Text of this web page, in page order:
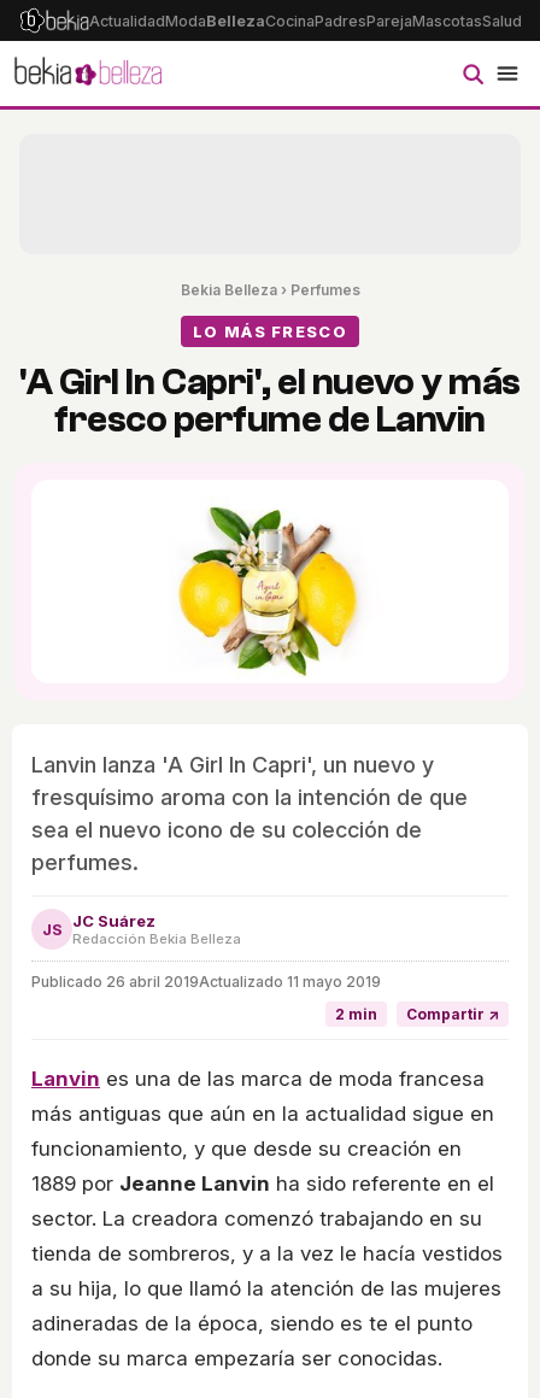
ActualidadModaBellezaCocinaPadresParejaMascotasSalud
Bekia Belleza› Perfumes
LO MÁS FRESCO
'A Girl In Capri', el nuevo y más
fresco perfume de Lanvin
Lanvin lanza 'A Girl In Capri', un nuevo y
fresquísimo aroma con la intención de que
sea el nuevo icono de su colección de
perfumes.
JS JC Suárez
Redacción Bekia Belleza
Publicado 26 abril 2019Actualizado 11 mayo 2019
2 min
Compartir ↗
Lanvin es una de las marca de moda francesa
más antiguas que aún en la actualidad sigue en
funcionamiento, y que desde su creación en
1889 por Jeanne Lanvin ha sido referente en el
sector. La creadora comenzó trabajando en su
tienda de sombreros, y a la vez le hacía vestidos
a su hija, lo que llamó la atención de las mujeres
adineradas de la época, siendo es te el punto
donde su marca empezaría ser conocidas.